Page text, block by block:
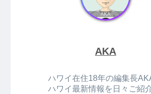
AKA
ハワイ在住18年の編集長
ハワイ最新情報を日々ご紹